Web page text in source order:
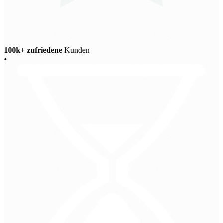
100k+ zufriedene Kunden
•